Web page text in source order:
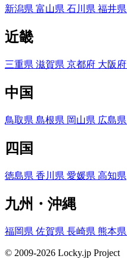
新潟県 富山県 石川県 福井県
近畿
三重県 滋賀県 京都府 大阪府
中国
鳥取県 島根県 岡山県 広島県
四国
徳島県 香川県 愛媛県 高知県
九州・沖縄
福岡県 佐賀県 長崎県 熊本県
© 2009-2026 Locky.jp Project